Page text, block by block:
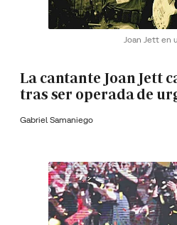
Joan Jett en
La cantante Joan Jett
tras ser operada de
Gabriel Samaniego